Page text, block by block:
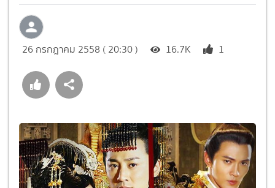
26 กรกฎาคม 2558 ( 20:30 ) 16.7K 1